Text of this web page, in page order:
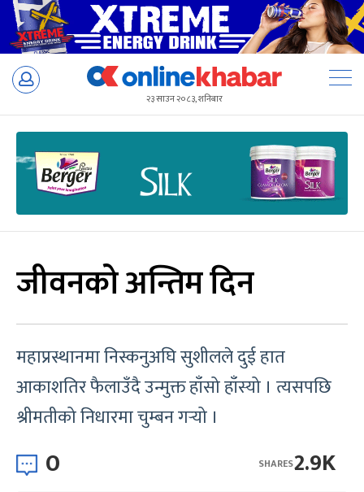
Skip
२३ साउन २०८३, शनिबार
जीवनको अन्तिम दिन
महाप्रस्थानमा निस्कनुअघि सुशीलले दुई हात
आकाशतिर फैलाउँदै उन्मुक्त हाँसो हाँस्यो । त्यसपछि
श्रीमतीको निधारमा चुम्बन गर्‍यो ।
0 2.9K
SHARES